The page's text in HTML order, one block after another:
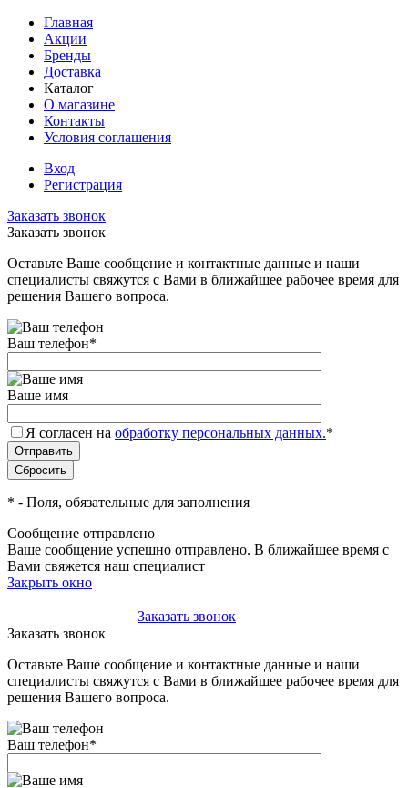
Главная
Акции
Бренды
Доставка
Каталог
О магазине
Контакты
Условия соглашения
Вход
Регистрация
Заказать звонок
Заказать звонок
Оставьте Ваше сообщение и контактные данные и наши
специалисты свяжутся с Вами в ближайшее рабочее время для
решения Вашего вопроса.
Ваш телефон*
Ваше имя
Я согласен на обработку персональных данных.*
* - Поля, обязательные для заполнения
Сообщение отправлено
Ваше сообщение успешно отправлено. В ближайшее время с
Вами свяжется наш специалист
Закрыть окно
Заказать звонок
Заказать звонок
Оставьте Ваше сообщение и контактные данные и наши
специалисты свяжутся с Вами в ближайшее рабочее время для
решения Вашего вопроса.
Ваш телефон*